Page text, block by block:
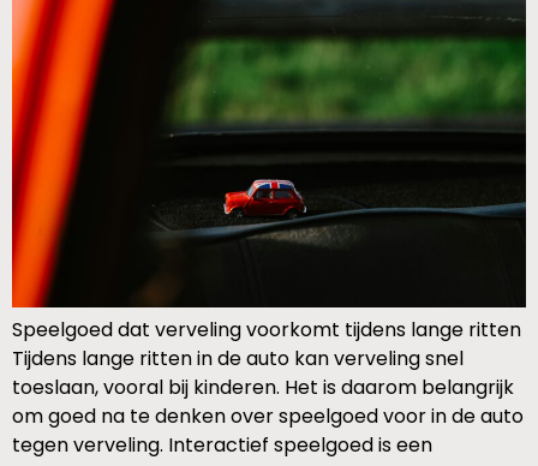
Speelgoed dat verveling voorkomt tijdens lange ritten
Tijdens lange ritten in de auto kan verveling snel
toeslaan, vooral bij kinderen. Het is daarom belangrijk
om goed na te denken over speelgoed voor in de auto
tegen verveling. Interactief speelgoed is een